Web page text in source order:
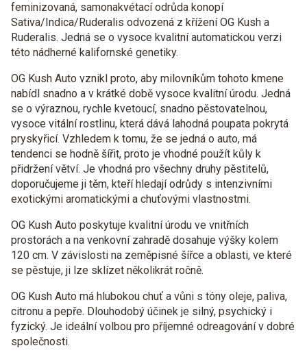
feminizovaná, samonakvétací odrůda konopí
Sativa/Indica/Ruderalis odvozená z křížení OG Kush a
Ruderalis. Jedná se o vysoce kvalitní automatickou verzi
této nádherné kalifornské genetiky.
OG Kush Auto vznikl proto, aby milovníkům tohoto kmene
nabídl snadno a v krátké době vysoce kvalitní úrodu. Jedná
se o výraznou, rychle kvetoucí, snadno pěstovatelnou,
vysoce vitální rostlinu, která dává lahodná poupata pokrytá
pryskyřicí. Vzhledem k tomu, že se jedná o auto, má
tendenci se hodně šířit, proto je vhodné použít kůly k
přidržení větví. Je vhodná pro všechny druhy pěstitelů,
doporučujeme ji těm, kteří hledají odrůdy s intenzivními
exotickými aromatickými a chuťovými vlastnostmi.
OG Kush Auto poskytuje kvalitní úrodu ve vnitřních
prostorách a na venkovní zahradě dosahuje výšky kolem
120 cm. V závislosti na zeměpisné šířce a oblasti, ve které
se pěstuje, ji lze sklízet několikrát ročně.
OG Kush Auto má hlubokou chuť a vůni s tóny oleje, paliva,
citronu a pepře. Dlouhodobý účinek je silný, psychický i
fyzický. Je ideální volbou pro příjemné odreagování v dobré
společnosti.